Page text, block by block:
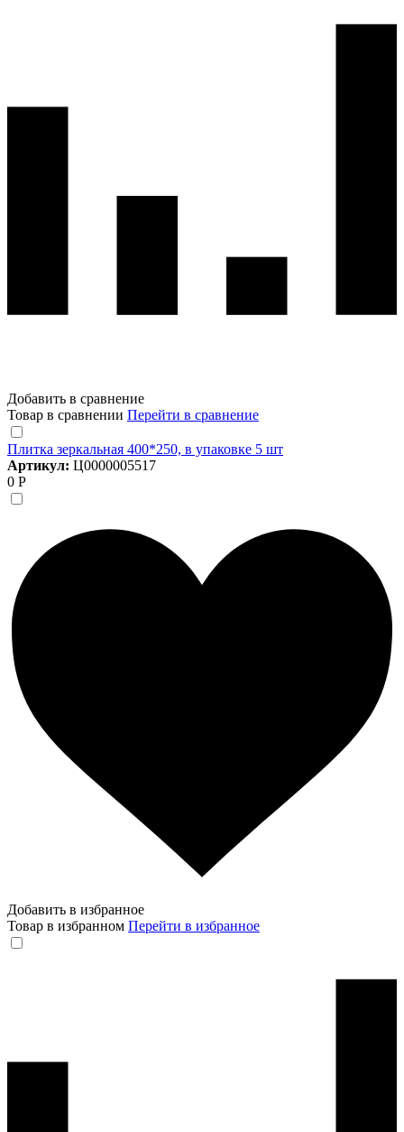
Добавить в сравнение
Товар в сравнении Перейти в сравнение
Плитка зеркальная 400*250, в упаковке 5 шт
Артикул: Ц0000005517
0 Р
Добавить в избранное
Товар в избранном Перейти в избранное